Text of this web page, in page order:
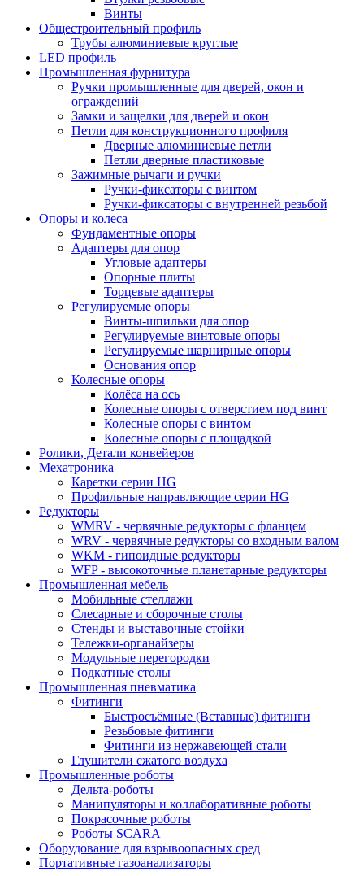
Винты
Общестроительный профиль
Трубы алюминиевые круглые
LED профиль
Промышленная фурнитура
Ручки промышленные для дверей, окон и
ограждений
Замки и защелки для дверей и окон
Петли для конструкционного профиля
Дверные алюминиевые петли
Петли дверные пластиковые
Зажимные рычаги и ручки
Ручки-фиксаторы c винтом
Ручки-фиксаторы c внутренней резьбой
Опоры и колеса
Фундаментные опоры
Адаптеры для опор
Угловые адаптеры
Опорные плиты
Торцевые адаптеры
Регулируемые опоры
Винты-шпильки для опор
Регулируемые винтовые опоры
Регулируемые шарнирные опоры
Основания опор
Колесные опоры
Колёса на ось
Колесные опоры с отверстием под винт
Колесные опоры с винтом
Колесные опоры с площадкой
Ролики, Детали конвейеров
Мехатроника
Каретки серии HG
Профильные направляющие серии HG
Редукторы
WMRV - червячные редукторы с фланцем
WRV - червячные редукторы со входным валом
WKM - гипоидные редукторы
WFP - высокоточные планетарные редукторы
Промышленная мебель
Мобильные стеллажи
Слесарные и сборочные столы
Стенды и выставочные стойки
Тележки-органайзеры
Модульные перегородки
Подкатные столы
Промышленная пневматика
Фитинги
Быстросъёмные (Вставные) фитинги
Резьбовые фитинги
Фитинги из нержавеющей стали
Глушители сжатого воздуха
Промышленные роботы
Дельта-роботы
Манипуляторы и коллаборативные роботы
Покрасочные роботы
Роботы SCARA
Оборудование для взрывоопасных сред
Портативные газоанализаторы